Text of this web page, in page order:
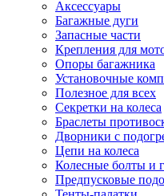
Аксессуары
Багажные дуги
Запасные части
Крепления для
Опоры багажника
Установочные
Полезное для всех
Секретки на колеса
Браслеты
Дворники с
Цепи на колеса
Колесные болты и
Предпусковые